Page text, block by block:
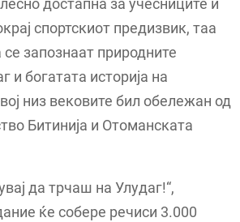
достапна за учесниците и
спортскиот предизвик, таа
запознаат природните
и богатата историја на
низ вековите бил обележан од
Битинија и Отоманската
да трчаш на Улудаг!“,
ќе собере речиси 3.000